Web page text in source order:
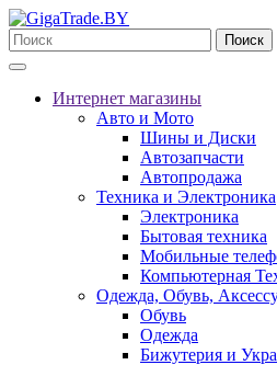
Поиск
Интернет магазины
Авто и Мото
Шины и Диски
Автозапчасти
Автопродажа
Техника и Электроника
Электроника
Бытовая техника
Мобильные
Компьютерная
Одежда, Обувь,
Обувь
Одежда
Бижутерия и